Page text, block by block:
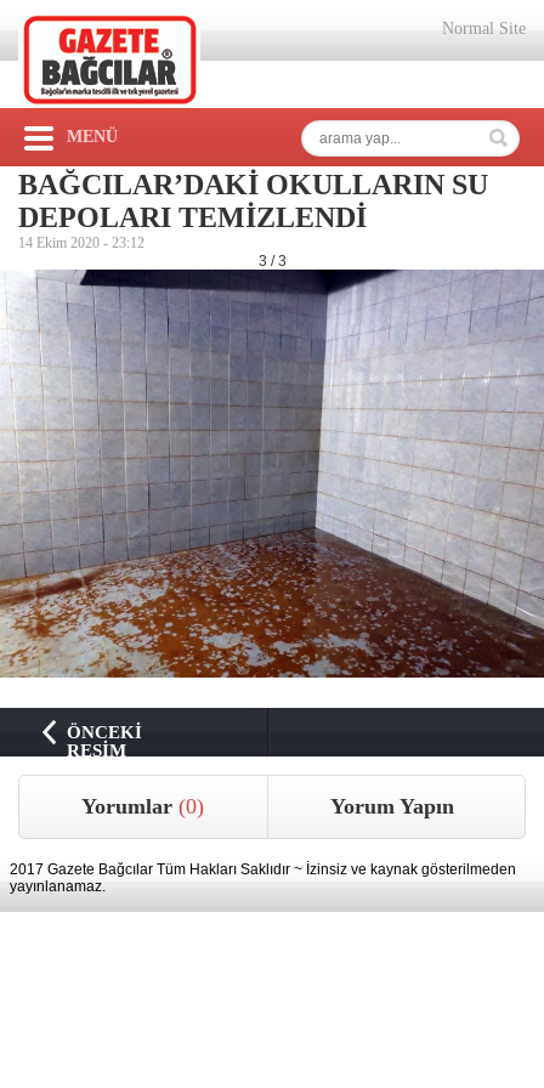
Normal Site
MENÜ
BAĞCILAR’DAKİ OKULLARIN SU
DEPOLARI TEMİZLENDİ
14 Ekim 2020 - 23:12
3 / 3
ÖNCEKİ
RESİM
Yorumlar(0) Yorum Yapın
2017 Gazete Bağcılar Tüm Hakları Saklıdır ~ İzinsiz ve kaynak gösterilmeden
yayınlanamaz.